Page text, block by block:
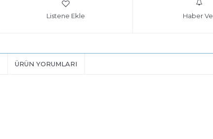
Listene Ekle Haber
ÜRÜN YORUMLARI